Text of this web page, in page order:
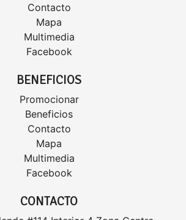
Contacto
Mapa
Multimedia
Facebook
BENEFICIOS
Promocionar
Beneficios
Contacto
Mapa
Multimedia
Facebook
CONTACTO